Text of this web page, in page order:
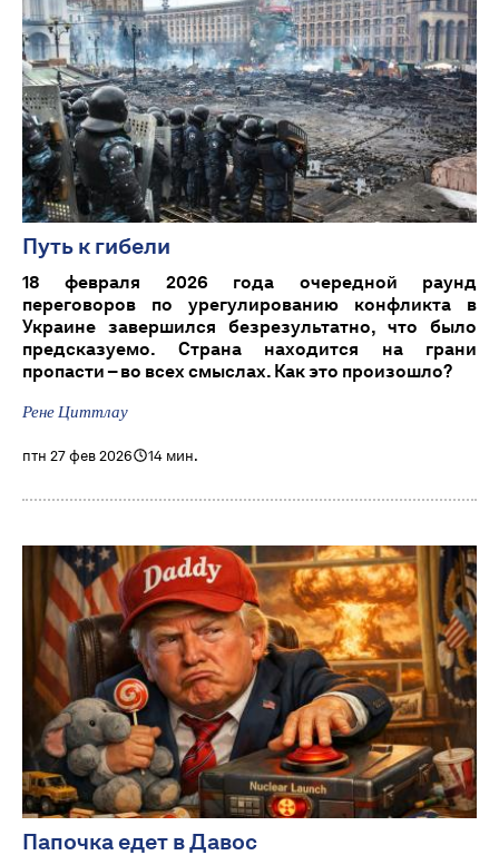
Путь к гибели
18 февраля 2026 года очередной раунд
переговоров по урегулированию конфликта в
Украине завершился безрезультатно, что было
предсказуемо. Страна находится на грани
пропасти – во всех смыслах. Как это произошло?
Рене Циттлау
птн 27 фев 2026 14 мин.
Папочка едет в Давос